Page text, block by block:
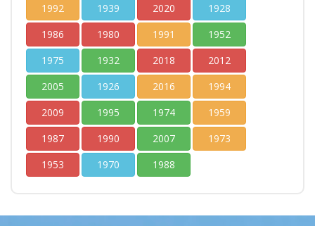
1992
1939 2020
1928
1986
1980 1991
1952
1975
1932 2018
2012
2005
1926 2016
1994
2009
1995 1974
1959
1987
1990 2007
1973
1953
1970 1988